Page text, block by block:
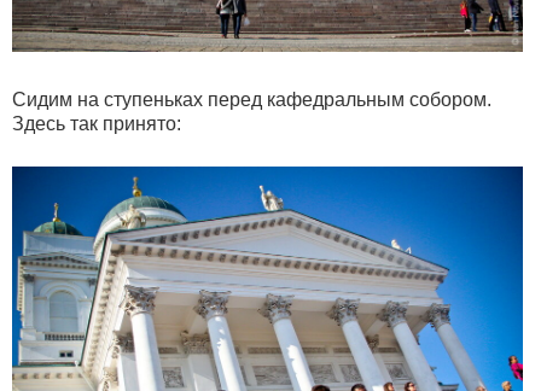
Сидим на ступеньках перед кафедральным собором.
Здесь так принято: